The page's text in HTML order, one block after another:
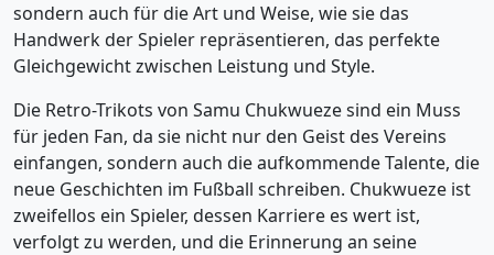
sondern auch für die Art und Weise, wie sie das
Handwerk der Spieler repräsentieren, das perfekte
Gleichgewicht zwischen Leistung und Style.
Die Retro-Trikots von Samu Chukwueze sind ein Muss
für jeden Fan, da sie nicht nur den Geist des Vereins
einfangen, sondern auch die aufkommende Talente, die
neue Geschichten im Fußball schreiben. Chukwueze ist
zweifellos ein Spieler, dessen Karriere es wert ist,
verfolgt zu werden, und die Erinnerung an seine